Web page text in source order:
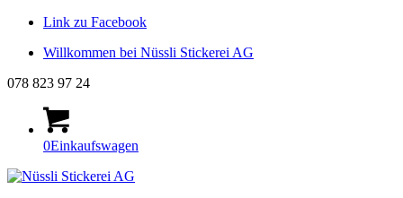
Link zu Facebook
Willkommen bei Nüssli Stickerei AG
078 823 97 24
0Einkaufswagen